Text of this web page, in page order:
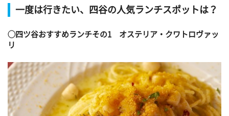
一度は行きたい、四谷の人気ランチスポットは？
◯四ツ谷おすすめランチその1 オステリア・クワトロヴァッ
リ